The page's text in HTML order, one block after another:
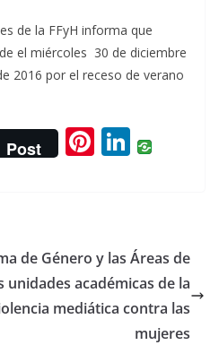
de la FFyH informa que
el miércoles 30 de diciembre
2016 por el receso de verano
Post Pi
st
Li
dI
n
de Género y las Áreas de
académicas de la
mediática contra las
mujeres